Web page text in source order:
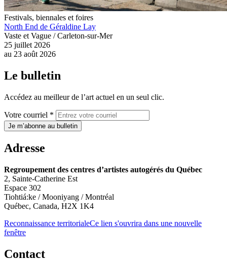
Festivals, biennales et foires
North End de Géraldine Lay
Vaste et Vague / Carleton-sur-Mer
25 juillet 2026
au 23 août 2026
Le bulletin
Accédez au meilleur de l’art actuel en un seul clic.
Votre courriel *
Je m’abonne au bulletin
Adresse
Regroupement des centres d’artistes autogérés du Québec
2, Sainte-Catherine Est
Espace 302
Tiohtiá:ke / Mooniyang / Montréal
Québec, Canada, H2X 1K4
Reconnaissance territorialeCe lien s'ouvrira dans une nouvelle
fenêtre
Contact